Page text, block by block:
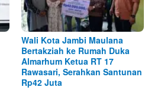
Wali Kota Jambi Maulana
Bertakziah ke Rumah Duka
Almarhum Ketua RT 17
Rawasari, Serahkan Santunan
Rp42 Juta